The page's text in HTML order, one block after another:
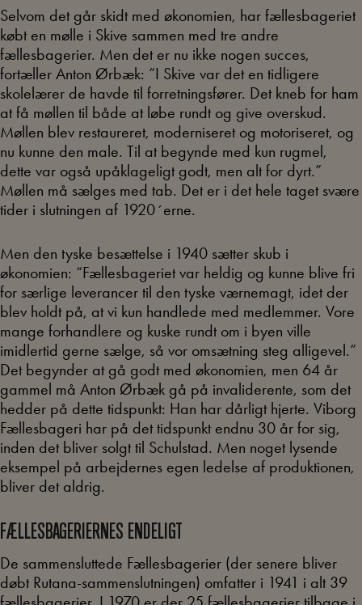
Selvom det går skidt med økonomien, har fællesbageriet
købt en mølle i Skive sammen med tre andre
fællesbagerier. Men det er nu ikke nogen succes,
fortæller Anton Ørbæk: “I Skive var det en tidligere
skolelærer de havde til forretningsfører. Det kneb for ham
at få møllen til både at løbe rundt og give overskud.
Møllen blev restaureret, moderniseret og motoriseret, og
nu kunne den male. Til at begynde med kun rugmel,
dette var også upåklageligt godt, men alt for dyrt.”
Møllen må sælges med tab. Det er i det hele taget svære
tider i slutningen af 1920´erne.
Men den tyske besættelse i 1940 sætter skub i
økonomien: “Fællesbageriet var heldig og kunne blive fri
for særlige leverancer til den tyske værnemagt, idet der
blev holdt på, at vi kun handlede med medlemmer. Vore
mange forhandlere og kuske rundt om i byen ville
imidlertid gerne sælge, så vor omsætning steg alligevel.”
Det begynder at gå godt med økonomien, men 64 år
gammel må Anton Ørbæk gå på invaliderente, som det
hedder på dette tidspunkt: Han har dårligt hjerte. Viborg
Fællesbageri har på det tidspunkt endnu 30 år for sig,
inden det bliver solgt til Schulstad. Men noget lysende
eksempel på arbejdernes egen ledelse af produktionen,
bliver det aldrig.
FÆLLESBAGERIERNES ENDELIGT
De sammensluttede Fællesbagerier (der senere bliver
døbt Rutana-sammenslutningen) omfatter i 1941 i alt 39